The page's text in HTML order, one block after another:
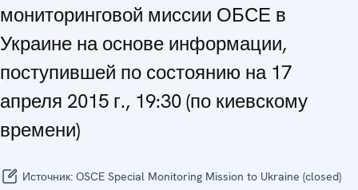
мониторинговой миссии ОБСЕ в
Украине на основе информации,
поступившей по состоянию на 17
апреля 2015 г., 19:30 (по киевскому
времени)
Источник: OSCE Special Monitoring Mission to Ukraine (closed)